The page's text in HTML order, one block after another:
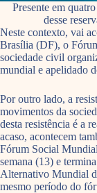
Presente em
desse
Neste contexto, vai
Brasília (DF), o
sociedade civil
mundial e apelidado
Por outro lado, a
movimentos da
desta resistência é a
acaso, acontecem
Fórum Social
semana (13) e
Alternativo Mundial
mesmo período do